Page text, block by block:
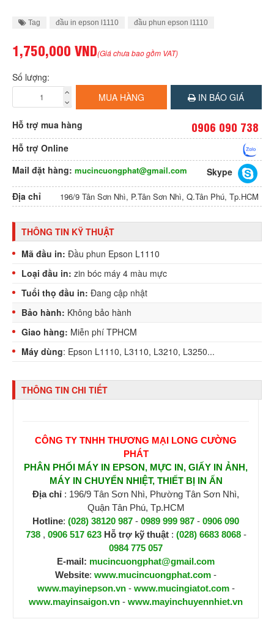
Tag đầu in epson l1110 đầu phun epson l1110
1,750,000 VND(Giá chưa bao gồm VAT)
Số lượng:
MUA HÀNG
IN BÁO GIÁ
Hỗ trợ mua hàng 0906 090 738
Hỗ trợ Online
Mail đặt hàng: mucincuongphat@gmail.com
Skype
Địa chỉ
196/9 Tân Sơn Nhì, P.Tân Sơn Nhì, Q.Tân Phú, Tp.HCM
THÔNG TIN KỸ THUẬT
Mã đầu in: Đầu phun Epson L1110
Loại đầu in: zin bóc máy 4 màu mực
Tuổi thọ đầu in: Đang cập nhật
Bảo hành: Không bảo hành
Giao hàng: Miễn phí TPHCM
Máy dùng: Epson L1110, L3110, L3210, L3250...
THÔNG TIN CHI TIẾT
CÔNG TY TNHH THƯƠNG MẠI LONG CƯỜNG
PHÁT
PHÂN PHỐI MÁY IN EPSON, MỰC IN, GIẤY IN ẢNH,
MÁY IN CHUYỂN NHIỆT, THIẾT BỊ IN ẤN
Địa chỉ : 196/9 Tân Sơn Nhì, Phường Tân Sơn Nhì,
Quận Tân Phú, Tp.HCM
Hotline: (028) 38120 987 - 0989 999 987 - 0906 090
738, 0906 517 623 Hỗ trợ kỹ thuật : (028) 6683 8068-
0984 775 057
E-mail: mucincuongphat@gmail.com
Website: www.mucincuongphat.com -
www.mayinepson.vn- www.mucingiatot.com-
www.mayinsaigon.vn - www.mayinchuyennhiet.vn